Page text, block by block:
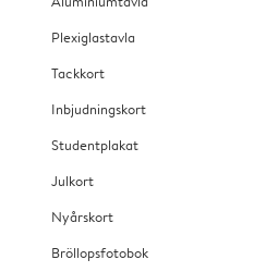
Plexiglastavla
Tackkort
Inbjudningskort
Studentplakat
Julkort
Nyårskort
Bröllopsfotobok